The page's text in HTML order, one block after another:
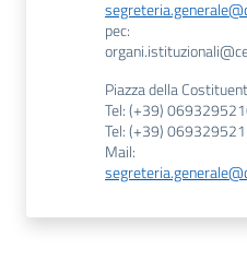
pec:
Piazza della
Tel: (+39)
Tel: (+39)
Mail: